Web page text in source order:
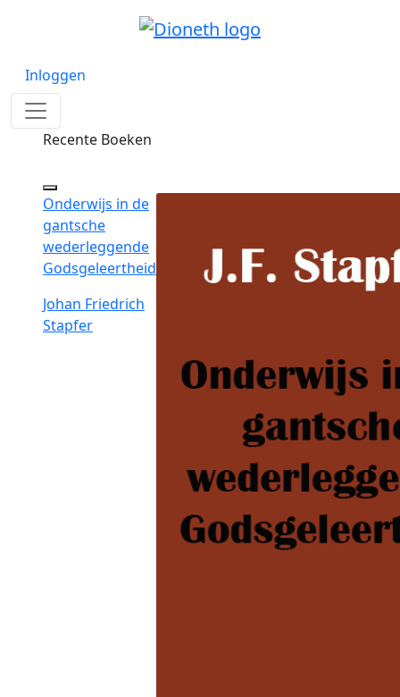
Inloggen
Recente Boeken
Onderwijs in de
gantsche
wederleggende
Godsgeleertheid
Johan Friedrich
Stapfer